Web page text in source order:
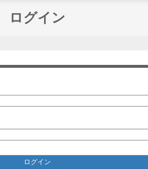
ログイン
ログイン